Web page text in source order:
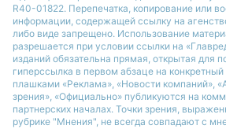
R40-01822. Перепечатка, копирование или
информации, содержащей ссылку на
либо виде запрещено. Использование
разрешается при условии ссылки на
изданий обязательна прямая, открытая для
гиперссылка в первом абзаце на
плашками «Реклама», «Новости компаний»,
зрения», «Официально» публикуются на
партнерских началах. Точки зрения,
рубрике "Мнения", не всегда совпадают с